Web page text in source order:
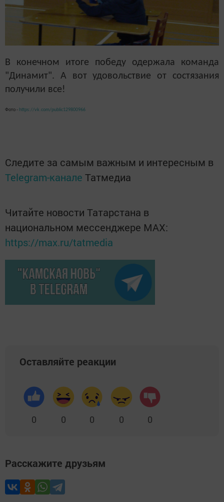
В конечном итоге победу одержала команда
"Динамит". А вот удовольствие от состязания
получили все!
Фото - https://vk.com/public129800966
Следите за самым важным и интересным в
Telegram-канале Татмедиа
Читайте новости Татарстана в
национальном мессенджере MАХ:
https://max.ru/tatmedia
Оставляйте реакции
0 0 0 0 0
Расскажите друзьям